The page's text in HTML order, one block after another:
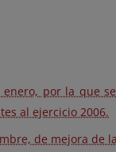
por la que
al ejercicio 2006.
de mejora de